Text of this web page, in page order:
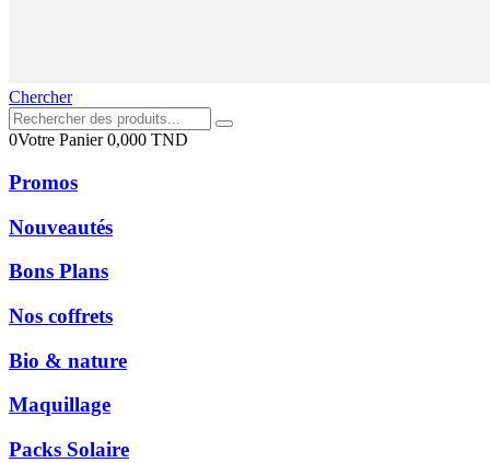
Chercher
0Votre Panier0,000 TND
Promos
Nouveautés
Bons Plans
Nos coffrets
Bio & nature
Maquillage
Packs Solaire